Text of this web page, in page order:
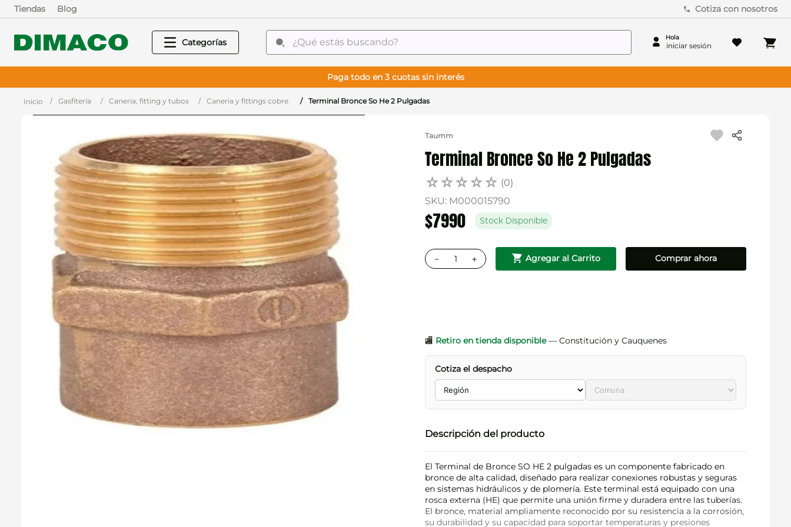
Tiendas Blog Cotiza con nosotros
¿Qué estás buscando?
Paga todo en 3 cuotas sin interés
Gasfitería Caneria, fitting y tubos Caneria y fittings cobre Terminal Bronce So He 2 Pulgadas
Taumm
Terminal Bronce So He 2 Pulgadas
☆☆☆☆☆ (0)
SKU: M000015790
$7990 Stock Disponible
＋
－ Agregar al Carrito Comprar ahora
🏬 Retiro en tienda disponible— Constitución y Cauquenes
Cotiza el despacho
Descripción del producto
El Terminal de Bronce SO HE 2 pulgadas es un componente fabricado en
bronce de alta calidad, diseñado para realizar conexiones robustas y seguras
en sistemas hidráulicos y de plomería. Este terminal está equipado con una
rosca externa (HE) que permite una unión firme y duradera entre las tuberías.
El bronce, material ampliamente reconocido por su resistencia a la corrosión,
su durabilidad y su capacidad para soportar temperaturas y presiones